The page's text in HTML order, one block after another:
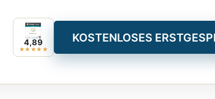
4,89
★★★★★
KOSTENLOSES